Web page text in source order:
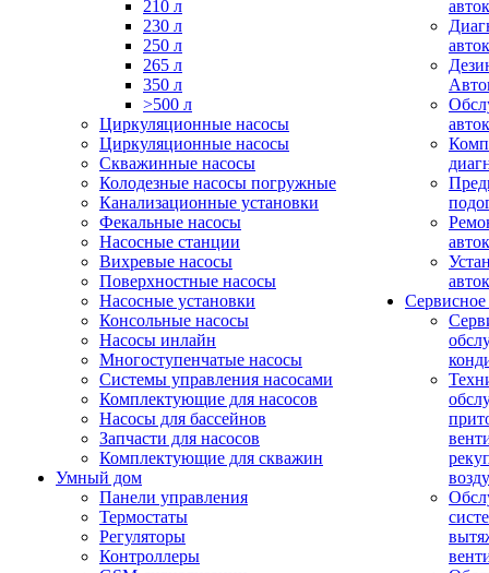
210 л
230 л
250 л
265 л
350 л
>500 л
Циркуляционные насосы
Циркуляционные насосы
Скважинные насосы
Колодезные насосы погружные
Канализационные установки
Фекальные насосы
Насосные станции
Вихревые насосы
Поверхностные насосы
Насосные установки
Консольные насосы
Насосы инлайн
Многоступенчатые насосы
Системы управления насосами
Комплектующие для насосов
Насосы для бассейнов
Запчасти для насосов
Комплектующие для скважин
Умный дом
Панели управления
Термостаты
Регуляторы
Контроллеры